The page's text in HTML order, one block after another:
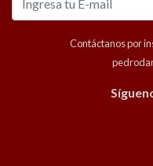
Contáctanos por